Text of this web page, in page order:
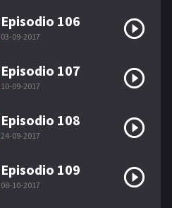
Episodio 106
03-09-2017
Episodio 107
10-09-2017
Episodio 108
24-09-2017
Episodio 109
08-10-2017